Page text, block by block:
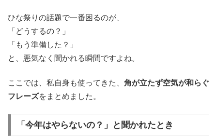
ひな祭りの話題で一番困るのが、
「どうするの？」
「もう準備した？」
と、悪気なく聞かれる瞬間ですよね。
ここでは、私自身も使ってきた、 角が立たず空気が和らぐ
フレーズをまとめました。
「今年はやらないの？」と聞かれたとき